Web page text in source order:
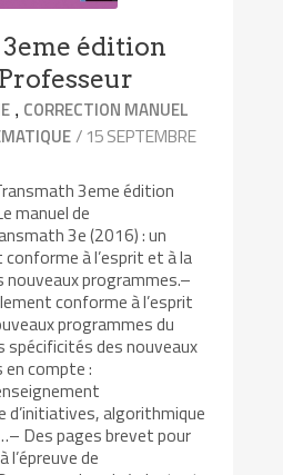
édition
, CORRECTION MANUEL
/ 15 SEPTEMBRE
3eme édition
manuel de
3e (2016) : un
à l’esprit et à la
nouveaux programmes.–
conforme à l’esprit
programmes du
spécificités des nouveaux
compte :
d’initiatives, algorithmique
Des pages brevet pour
l’épreuve de